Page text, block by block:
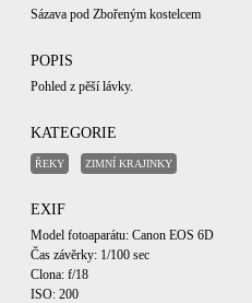
Sázava pod Zbořeným kostelcem
POPIS
Pohled z pěší lávky.
KATEGORIE
ŘEKY ZIMNÍ KRAJINKY
EXIF
Model fotoaparátu: Canon EOS 6D
Čas závěrky: 1/100 sec
Clona: f/18
ISO: 200